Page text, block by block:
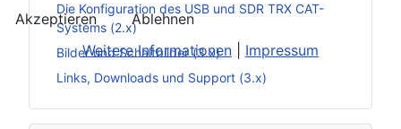
Die Konfiguration des USB und SDR TRX CAT-
Systems (2.x)
Bilder und Schaltbilder (3.x)
Links, Downloads und Support (3.x)
Akzeptieren
Ablehnen
Weitere Informationen
Impressum